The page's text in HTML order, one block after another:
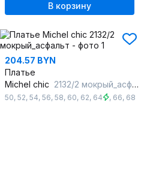
В корзину
204.57 BYN
Платье
Michel chic 2132/2 мокрый_асфальт
50, 52, 54, 56, 58, 60, 62, 64 , 66, 68